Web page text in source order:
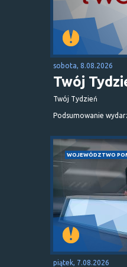
sobota, 8.08.2026
Twój
Twój Tydzień
Podsumowanie
WOJEWÓDZTWO
piątek, 7.08.2026